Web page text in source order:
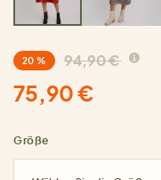
20 % 94,90 €
75,90 €
Größe